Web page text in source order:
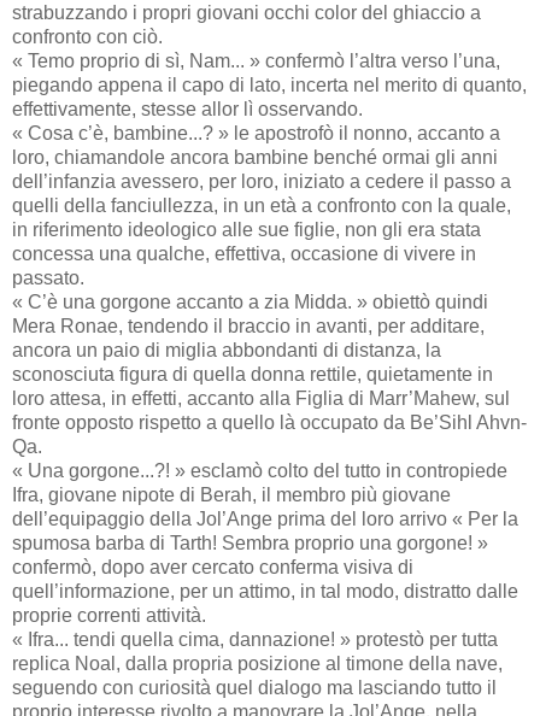
strabuzzando i propri giovani occhi color del ghiaccio a
confronto con ciò.
« Temo proprio di sì, Nam... » confermò l’altra verso l’una,
piegando appena il capo di lato, incerta nel merito di quanto,
effettivamente, stesse allor lì osservando.
« Cosa c’è, bambine...? » le apostrofò il nonno, accanto a
loro, chiamandole ancora bambine benché ormai gli anni
dell’infanzia avessero, per loro, iniziato a cedere il passo a
quelli della fanciullezza, in un età a confronto con la quale,
in riferimento ideologico alle sue figlie, non gli era stata
concessa una qualche, effettiva, occasione di vivere in
passato.
« C’è una gorgone accanto a zia Midda. » obiettò quindi
Mera Ronae, tendendo il braccio in avanti, per additare,
ancora un paio di miglia abbondanti di distanza, la
sconosciuta figura di quella donna rettile, quietamente in
loro attesa, in effetti, accanto alla Figlia di Marr’Mahew, sul
fronte opposto rispetto a quello là occupato da Be’Sihl Ahvn-
Qa.
« Una gorgone...?! » esclamò colto del tutto in contropiede
Ifra, giovane nipote di Berah, il membro più giovane
dell’equipaggio della Jol’Ange prima del loro arrivo « Per la
spumosa barba di Tarth! Sembra proprio una gorgone! »
confermò, dopo aver cercato conferma visiva di
quell’informazione, per un attimo, in tal modo, distratto dalle
proprie correnti attività.
« Ifra... tendi quella cima, dannazione! » protestò per tutta
replica Noal, dalla propria posizione al timone della nave,
seguendo con curiosità quel dialogo ma lasciando tutto il
proprio interesse rivolto a manovrare la Jol’Ange, nella